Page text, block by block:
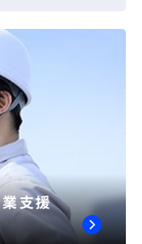
支援